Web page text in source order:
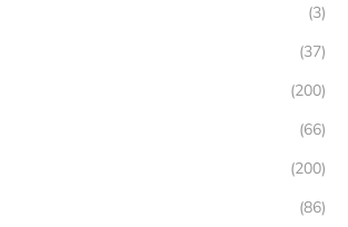
(3)
(37)
(200)
(66)
(200)
(86)